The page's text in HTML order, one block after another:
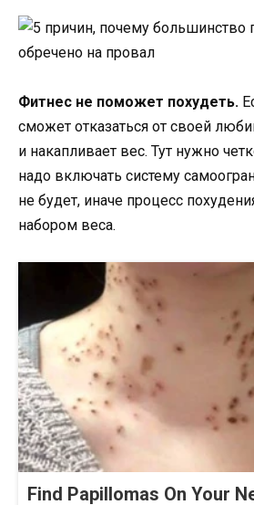
Фитнес не поможет похудеть.
сможет отказаться от своей
и накапливает вес. Тут нужно
надо включать систему
не будет, иначе процесс
набором веса.
Find Papillomas On Your